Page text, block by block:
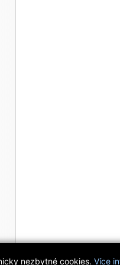
nezbytné cookies. Více